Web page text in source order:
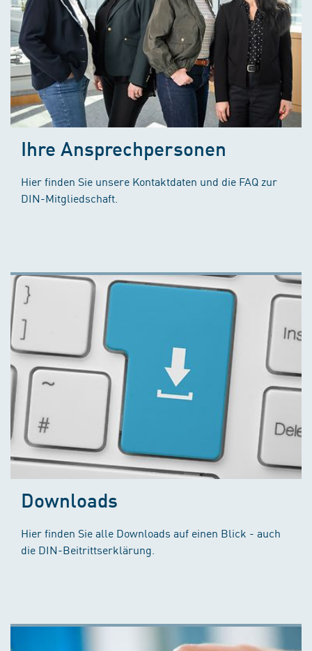
Ihre Ansprechpersonen
Hier finden Sie unsere Kontaktdaten und die FAQ zur
DIN-Mitgliedschaft.
Downloads
Hier finden Sie alle Downloads auf einen Blick - auch
die DIN-Beitrittserklärung.